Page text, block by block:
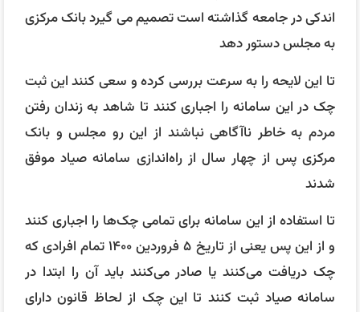
اندکی در جامعه گذاشته است تصمیم می گیرد بانک مرکزی
به مجلس دستور دهد
تا این لایحه را به سرعت بررسی کرده و سعی کنند این ثبت
چک در این سامانه را اجباری کنند تا شاهد به زندان رفتن
مردم به خاطر ناآگاهی نباشند از این رو مجلس و بانک
مرکزی پس از چهار سال از راه‌اندازی سامانه صیاد موفق
شدند
تا استفاده از این سامانه برای تمامی چک‌ها را اجباری کنند
و از این پس یعنی از تاریخ ۵ فروردین ۱۴۰۰ تمام افرادی که
چک دریافت می‌کنند یا صادر می‌کنند باید آن را ابتدا در
سامانه صیاد ثبت کنند تا این چک از لحاظ قانون دارای